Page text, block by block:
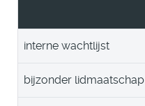
interne wachtlijst
bijzonder lidmaatschap